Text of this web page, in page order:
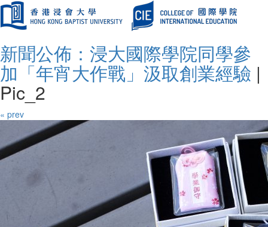
新聞公佈：浸大國際學院同學參
加「年宵大作戰」汲取創業經驗 |
Pic_2
« prev